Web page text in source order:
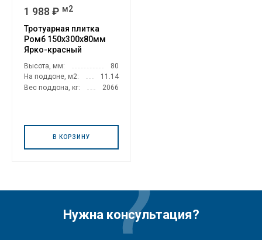
1 988 ₽ м2
Тротуарная плитка
Ромб 150х300х80мм
Ярко-красный
Высота, мм:
80
На поддоне, м2:
11.14
Вес поддона, кг:
2066
В КОРЗИНУ
Нужна консультация?